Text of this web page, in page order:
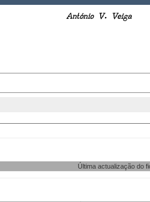
António V. Veiga
Última actualização do